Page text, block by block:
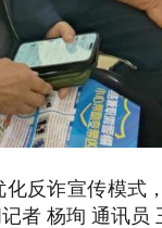
反诈宣传模式
者 杨珣 通讯员